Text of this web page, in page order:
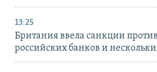
13:25
Британия ввела санкции
российских банков и